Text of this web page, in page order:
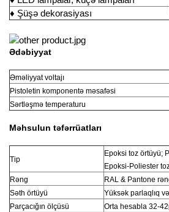
♦ Şüşə dekorasiyası
Ədəbiyyat
Əməliyyat voltajı
Pistoletin komponentə məsafəsi
Sərtləşmə temperaturu
Məhsulun təfərrüatları
Tip
Epoksi toz örtüyü;
Epoksi-Poliester
Rəng
RAL & Pantone
Səth örtüyü
Yüksək parlaqlıq
Parçacığın ölçüsü
Orta hesabla 32-